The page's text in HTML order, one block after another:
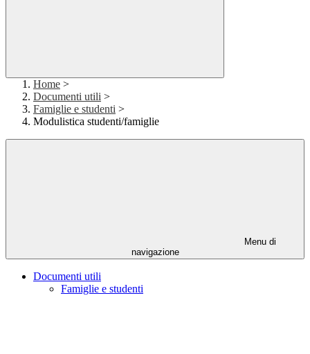
Home >
Documenti utili >
Famiglie e studenti >
Modulistica studenti/famiglie
Menu di
navigazione
Documenti utili
Famiglie e studenti